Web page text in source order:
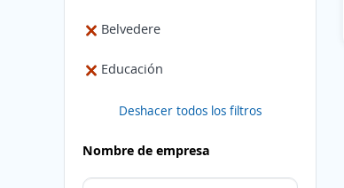
Belvedere
Educación
Deshacer todos los filtros
Nombre de empresa